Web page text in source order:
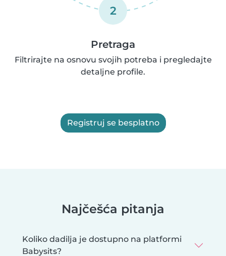
2
Pretraga
Filtrirajte na osnovu svojih potreba i pregledajte
detaljne profile.
Registruj se besplatno
Najčešća pitanja
Koliko dadilja je dostupno na platformi
Babysits?